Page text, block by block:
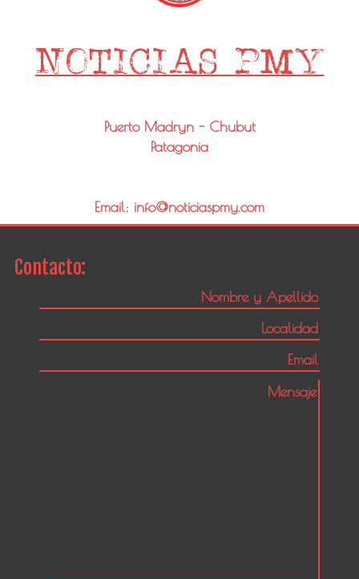
Puerto Madryn - Chubut
Patagonia
Email: info@noticiaspmy.com
Contacto: